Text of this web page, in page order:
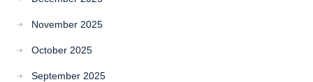
November 2025
October 2025
September 2025